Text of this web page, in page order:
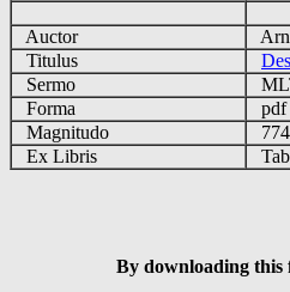
Auctor
Titulus
Sermo
Forma
pdf
Magnitudo
Ex Libris
By downloading this